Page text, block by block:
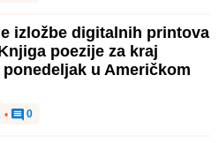
izložbe digitalnih printova
poezije za kraj
u Američkom
• 0